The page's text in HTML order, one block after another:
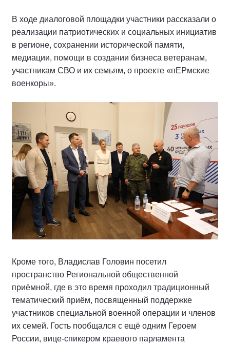
В ходе диалоговой площадки участники рассказали о
реализации патриотических и социальных инициатив
в регионе, сохранении исторической памяти,
медиации, помощи в создании бизнеса ветеранам,
участникам СВО и их семьям, о проекте «пЕРмские
военкоры».
Кроме того, Владислав Головин посетил
пространство Региональной общественной
приёмной, где в это время проходил традиционный
тематический приём, посвященный поддержке
участников специальной военной операции и членов
их семей. Гость пообщался с ещё одним Героем
России, вице-спикером краевого парламента